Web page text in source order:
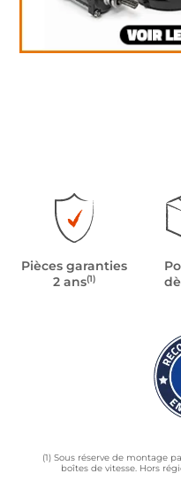
Pièces garanties
2 ans(1)
(1) Sous réserve de montage
boîtes de vitesse. Hors